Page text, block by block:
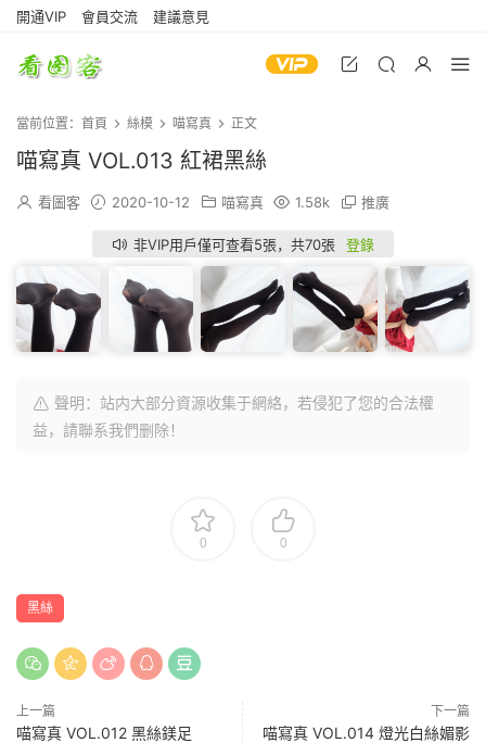
開通VIP 會員交流 建議意見
當前位置： 首頁 絲模 喵寫真 正文
喵寫真 VOL.013 紅裙黑絲
看圖客 2020-10-12 喵寫真 1.58k 推廣
非VIP用戶僅可查看5張，共70張 登錄
聲明：站内大部分資源收集于網絡，若侵犯了您的合法權
益，請聯系我們删除！
0 0
黑絲
上一篇
喵寫真 VOL.012 黑絲鎂足
下一篇
喵寫真 VOL.014 燈光白絲媚影